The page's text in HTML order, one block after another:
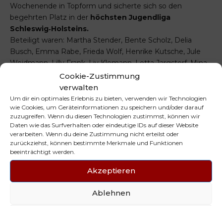
Cookie-Zustimmung
verwalten
Um dir ein optimales Erlebnis zu bieten, verwenden wir Technologien
wie Cookies, um Geräteinformationen zu speichern und/oder darauf
zuzugreifen. Wenn du diesen Technologien zustimmst, können wir
Daten wie das Surfverhalten oder eindeutige IDs auf dieser Website
verarbeiten. Wenn du deine Zustimmung nicht erteilst oder
zurückziehst, können bestimmte Merkmale und Funktionen
beeinträchtigt werden.
Akzeptieren
Ablehnen
Wochenende in Topform und sicherte sich so den
begehrten Platz in der höchsten Jugendliga
Schleswig‑Holsteins.
Beteiligt waren: Martha Stender, Bente Scholz, Delia
Busch, Emma Rabe, Frieda Wolf, Henrike Kutsche, Jule
Weidmann, Lilly Frank. Liv Klemann, Lotta Jargstorf, Mina
Garbers, Nia Ortlepp, Sophie Hentschel, Tilda Reimer